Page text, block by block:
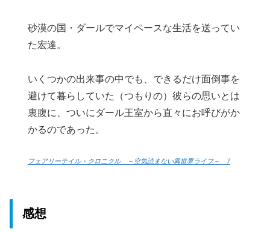
砂漠の国・ダールでマイペースな生活を送ってい
た宏達。
いくつかの出来事の中でも、できるだけ面倒事を
避けて暮らしていた（つもりの）彼らの思いとは
裏腹に、ついにダール王室から直々にお呼びがか
かるのであった。
フェアリーテイル・クロニクル ～空気読まない異世界ライフ～ 7
感想